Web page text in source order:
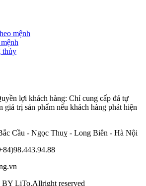
mệnh
thủy
lợi khách hàng: Chỉ cung cấp đá tự
giá trị sản phẩm nếu khách hàng phát hiện
Cầu - Ngọc Thuỵ - Long Biên - Hà Nội
LiTo.Allright reserved